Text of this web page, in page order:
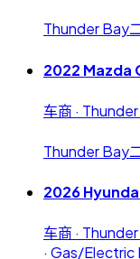
Thunder Bay
2022 Mazda
车商 ·
Thunder Bay
2026
车商 ·
· Gas/Electric